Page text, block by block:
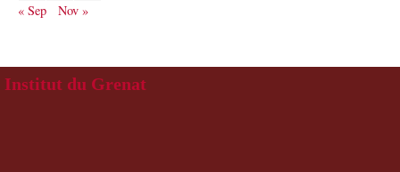
« Sep Nov »
Institut du Grenat